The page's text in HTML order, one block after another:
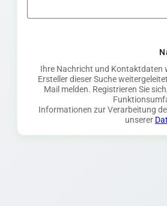
Ihre Nachricht und Kontaktdaten
Ersteller dieser Suche
Mail melden. Registrieren Sie
Informationen zur Verarbeitung
unserer